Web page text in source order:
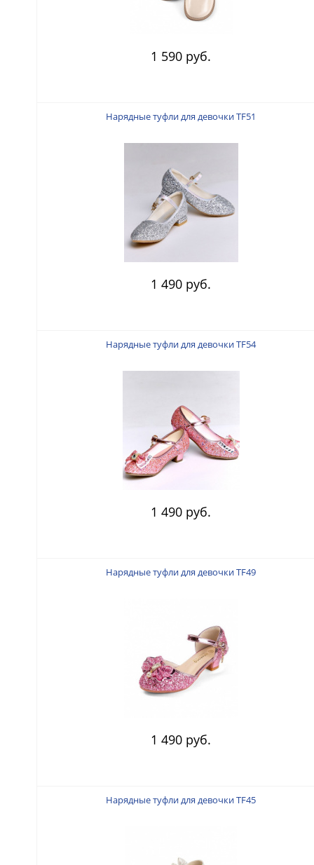
1 590 руб.
Нарядные туфли для девочки TF51
1 490 руб.
Нарядные туфли для девочки TF54
1 490 руб.
Нарядные туфли для девочки TF49
1 490 руб.
Нарядные туфли для девочки TF45